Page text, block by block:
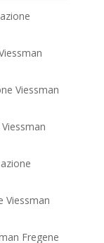
Viessman
Viessman
Fregene